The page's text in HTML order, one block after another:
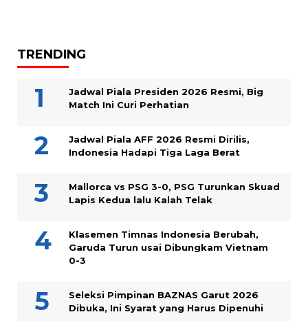
TRENDING
Jadwal Piala Presiden 2026 Resmi, Big
Match Ini Curi Perhatian
Jadwal Piala AFF 2026 Resmi Dirilis,
Indonesia Hadapi Tiga Laga Berat
Mallorca vs PSG 3-0, PSG Turunkan Skuad
Lapis Kedua lalu Kalah Telak
Klasemen Timnas Indonesia Berubah,
Garuda Turun usai Dibungkam Vietnam
0-3
Seleksi Pimpinan BAZNAS Garut 2026
Dibuka, Ini Syarat yang Harus Dipenuhi